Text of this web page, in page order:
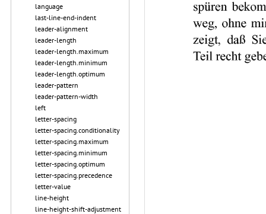
language
last-line-end-indent
leader-alignment
leader-length
leader-length.maximum
leader-length.minimum
leader-length.optimum
leader-pattern
leader-pattern-width
left
letter-spacing
letter-spacing.conditionality
letter-spacing.maximum
letter-spacing.minimum
letter-spacing.optimum
letter-spacing.precedence
letter-value
line-height
line-height-shift-adjustment